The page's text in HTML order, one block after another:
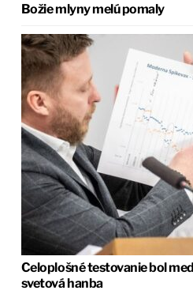
Božie mlyny melú pomaly
Celoplošné testovanie bol
svetová hanba